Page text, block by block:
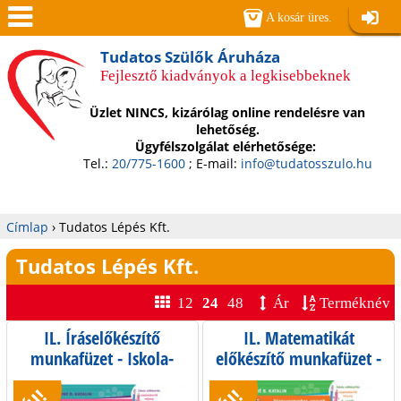
Jump to navigation
Tudatos Szülők Áruháza
Fejlesztő kiadványok a legkisebbeknek
Üzlet NINCS, kizárólag online rendelésre van
lehetőség.
Ügyfélszolgálat elérhetősége:
Tel.: 20/775-1600; E-mail: info@tudatosszulo.hu
Jelenlegi
hely
Címlap › Tudatos Lépés Kft.
Tudatos Lépés Kft.
12 24 48 Ár Terméknév
IL. Íráselőkészítő
munkafüzet - Iskola-
előkészítés
IL. Matematikát
előkészítő munkafüzet -
Iskola-előkészítés
A kosár üres.
Men
ü